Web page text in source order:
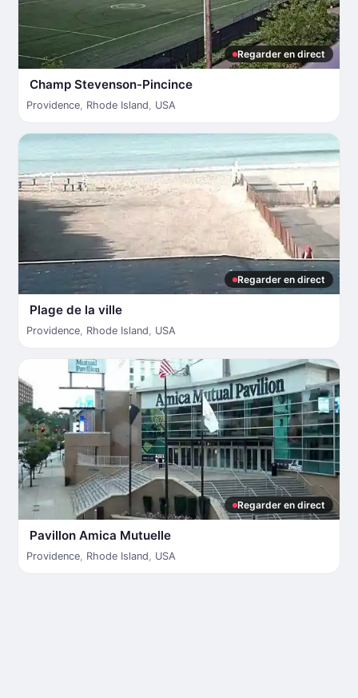
Regarder en direct
Champ Stevenson-Pincince
Providence, Rhode Island, USA
Regarder en direct
Plage de la ville
Providence, Rhode Island, USA
Regarder en direct
Pavillon Amica Mutuelle
Providence, Rhode Island, USA